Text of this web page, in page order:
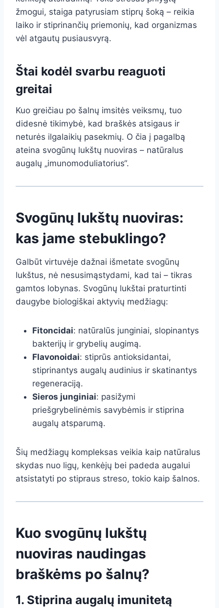
žmogui, staiga patyrusiam stiprų šoką – reikia
laiko ir stiprinančių priemonių, kad organizmas
vėl atgautų pusiausvyrą.
Štai kodėl svarbu reaguoti
greitai
Kuo greičiau po šalnų imsitės veiksmų, tuo
didesnė tikimybė, kad braškės atsigaus ir
neturės ilgalaikių pasekmių. O čia į pagalbą
ateina svogūnų lukštų nuoviras – natūralus
augalų „imunomoduliatorius“.
Svogūnų lukštų nuoviras:
kas jame stebuklingo?
Galbūt virtuvėje dažnai išmetate svogūnų
lukštus, nė nesusimąstydami, kad tai – tikras
gamtos lobynas. Svogūnų lukštai praturtinti
daugybe biologiškai aktyvių medžiagų:
Fitoncidai: natūralūs junginiai, slopinantys
bakterijų ir grybelių augimą.
Flavonoidai: stiprūs antioksidantai,
stiprinantys augalų audinius ir skatinantys
regeneraciją.
Sieros junginiai: pasižymi
priešgrybelinėmis savybėmis ir stiprina
augalų atsparumą.
Šių medžiagų kompleksas veikia kaip natūralus
skydas nuo ligų, kenkėjų bei padeda augalui
atsistatyti po stipraus streso, tokio kaip šalnos.
Kuo svogūnų lukštų
nuoviras naudingas
braškėms po šalnų?
1. Stiprina augalų imunitetą